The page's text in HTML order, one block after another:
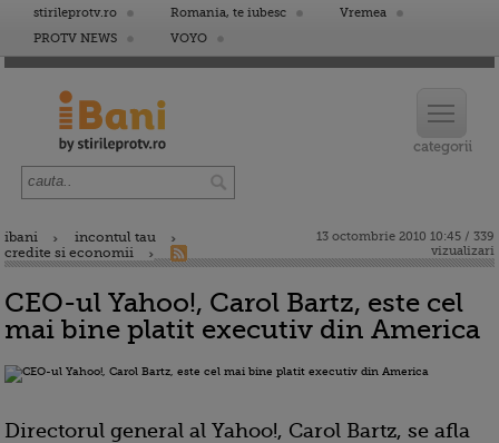
stirileprotv.ro Romania, te iubesc
Vremea
PROTV NEWS
VOYO
ibani
incontul tau
credite si economii
13 octombrie 2010 10:45 / 339
vizualizari
CEO-ul Yahoo!, Carol Bartz, este cel
mai bine platit executiv din America
Directorul general al Yahoo!, Carol Bartz, se afla